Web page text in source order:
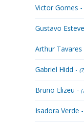
Victor Gomes -
Gustavo
Arthur Tavares
Gabriel Hidd -
Bruno Elizeu -
Isadora Verde -